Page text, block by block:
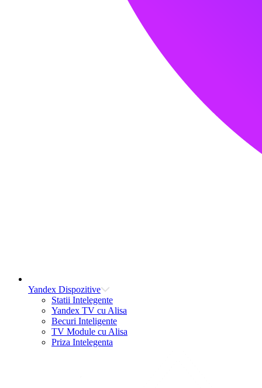
Yandex Dispozitive
Statii Intelegente
Yandex TV cu Alisa
Becuri Inteligente
TV Module cu Alisa
Priza Intelegenta